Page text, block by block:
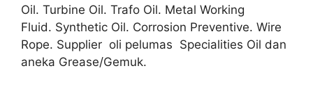
Oil. Turbine Oil. Trafo Oil. Metal Working
Fluid. Synthetic Oil. Corrosion Preventive. Wire
Rope. Supplier oli pelumas Specialities Oil dan
aneka Grease/Gemuk.